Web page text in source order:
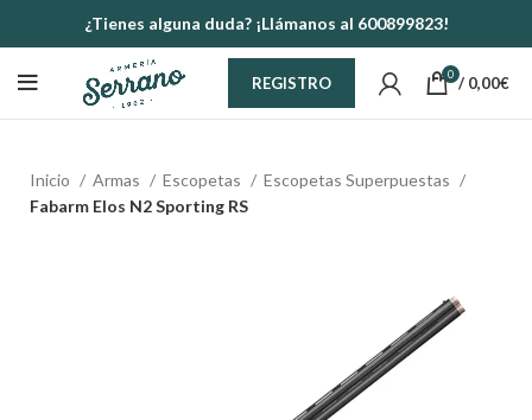
¿Tienes alguna duda? ¡Llámanos al 600899823!
REGISTRO 0 / 0,00€
Inicio Armas Escopetas
Escopetas Superpuestas
Fabarm Elos N2 Sporting RS